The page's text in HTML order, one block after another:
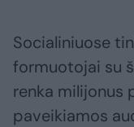
Socialiniuose
formuotojai su
renka milijonus
paveikiamos